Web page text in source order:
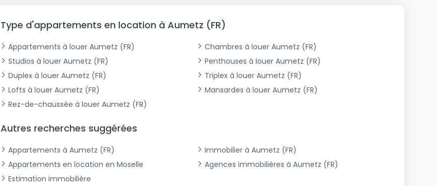
Type d'appartements en location à Aumetz (FR)
Appartements à louer Aumetz (FR)
Chambres à louer Aumetz (FR)
Studios à louer Aumetz (FR)
Penthouses à louer Aumetz (FR)
Duplex à louer Aumetz (FR)
Triplex à louer Aumetz (FR)
Lofts à louer Aumetz (FR)
Mansardes à louer Aumetz (FR)
Rez-de-chaussée à louer Aumetz (FR)
Autres recherches suggérées
Appartements à Aumetz (FR)
Immobilier à Aumetz (FR)
Appartements en location en Moselle
Agences immobilières à Aumetz (FR)
Estimation immobilière